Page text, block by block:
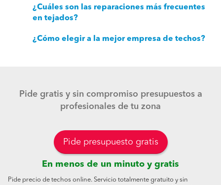
¿Cuáles son las reparaciones más frecuentes
en tejados?
¿Cómo elegir a la mejor empresa de techos?
Pide gratis y sin compromiso presupuestos a
profesionales de tu zona
Pide presupuesto gratis
En menos de un minuto y gratis
Pide precio de techos online. Servicio totalmente gratuito y sin